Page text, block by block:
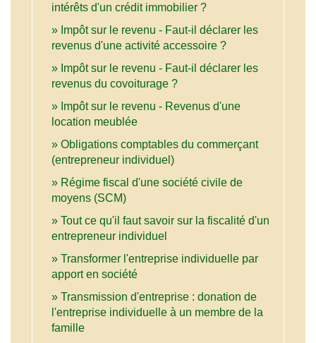
intérêts d'un crédit immobilier ?
Impôt sur le revenu - Faut-il déclarer les
revenus d'une activité accessoire ?
Impôt sur le revenu - Faut-il déclarer les
revenus du covoiturage ?
Impôt sur le revenu - Revenus d'une
location meublée
Obligations comptables du commerçant
(entrepreneur individuel)
Régime fiscal d'une société civile de
moyens (SCM)
Tout ce qu'il faut savoir sur la fiscalité d'un
entrepreneur individuel
Transformer l'entreprise individuelle par
apport en société
Transmission d'entreprise : donation de
l'entreprise individuelle à un membre de la
famille